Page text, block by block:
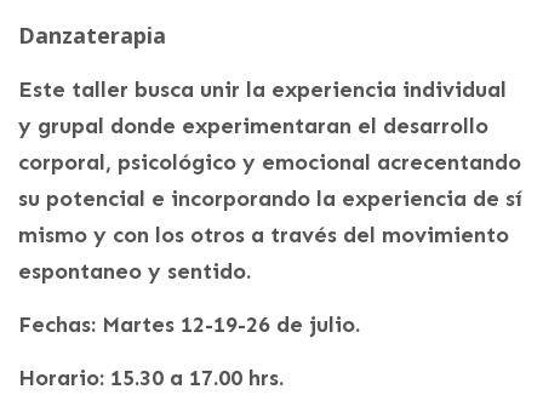
Danzaterapia
Este taller busca unir la experiencia individual
y grupal donde experimentaran el desarrollo
corporal, psicológico y emocional acrecentando
su potencial e incorporando la experiencia de sí
mismo y con los otros a través del movimiento
espontaneo y sentido.
Fechas: Martes 12-19-26 de julio.
Horario: 15.30 a 17.00 hrs.